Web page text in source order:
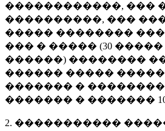
������������, ���
����������, ���
����� ��������
��� � ����� (30 �����
������) ��������
������ �����
������� �
������� � �������
2. �����������